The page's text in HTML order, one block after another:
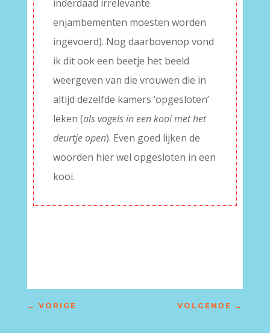
inderdaad irrelevante
enjambementen moesten worden
ingevoerd). Nog daarbovenop vond
ik dit ook een beetje het beeld
weergeven van die vrouwen die in
altijd dezelfde kamers ‘opgesloten’
leken (als vogels in een kooi met het
deurtje open). Even goed lijken de
woorden hier wel opgesloten in een
kooi.
← VORIGE VOLGENDE →